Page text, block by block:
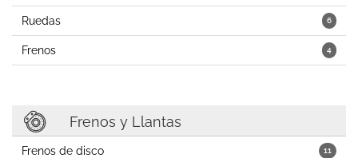
6
Ruedas
4
Frenos
Frenos y Llantas
11
Frenos de disco